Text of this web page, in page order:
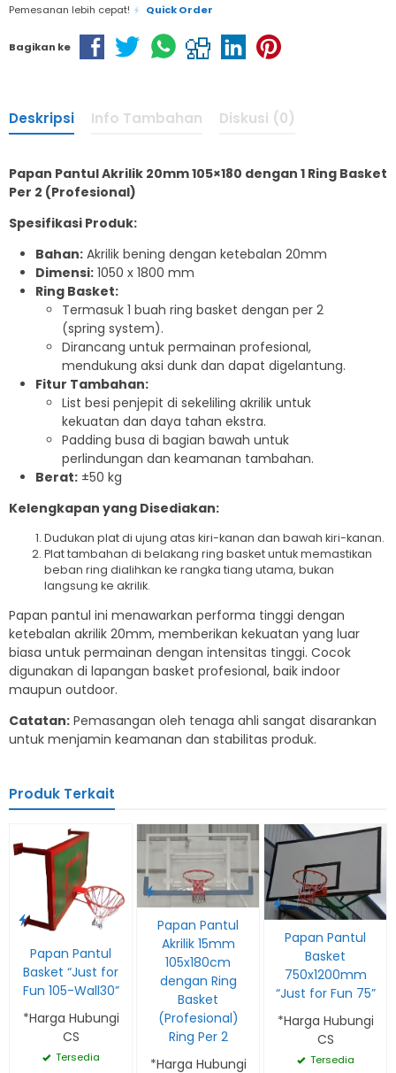
Pemesanan lebih cepat! Quick Order
Bagikan ke
Deskripsi Info Tambahan Diskusi (0)
Papan Pantul Akrilik 20mm 105×180 dengan 1 Ring Basket
Per 2 (Profesional)
Spesifikasi Produk:
Bahan: Akrilik bening dengan ketebalan 20mm
Dimensi: 1050 x 1800 mm
Ring Basket:
Termasuk 1 buah ring basket dengan per 2
(spring system).
Dirancang untuk permainan profesional,
mendukung aksi dunk dan dapat digelantung.
Fitur Tambahan:
List besi penjepit di sekeliling akrilik untuk
kekuatan dan daya tahan ekstra.
Padding busa di bagian bawah untuk
perlindungan dan keamanan tambahan.
Berat: ±50 kg
Kelengkapan yang Disediakan:
Dudukan plat di ujung atas kiri-kanan dan bawah kiri-kanan.
Plat tambahan di belakang ring basket untuk memastikan
beban ring dialihkan ke rangka tiang utama, bukan
langsung ke akrilik.
Papan pantul ini menawarkan performa tinggi dengan
ketebalan akrilik 20mm, memberikan kekuatan yang luar
biasa untuk permainan dengan intensitas tinggi. Cocok
digunakan di lapangan basket profesional, baik indoor
maupun outdoor.
Catatan: Pemasangan oleh tenaga ahli sangat disarankan
untuk menjamin keamanan dan stabilitas produk.
Produk Terkait
Papan Pantul
Basket “Just for
Fun 105-Wall30”
*Harga Hubungi
CS
Tersedia
Papan Pantul
Akrilik 15mm
105x180cm
dengan Ring
Basket
(Profesional)
Ring Per 2
*Harga Hubungi
Papan Pantul
Basket
750x1200mm
“Just for Fun 75”
*Harga Hubungi
CS
Tersedia